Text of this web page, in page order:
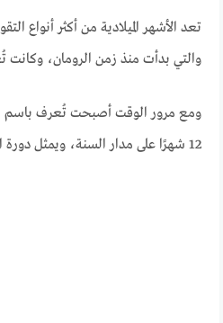
تعد الأشهر الميلادية من أكثر أنواع
والتي بدأت منذ زمن الرومان،
ومع مرور الوقت أصبحت تُعرف باسم
12 شهرًا على مدار السنة، ويمثل دورة الكرة الأرضية حول الشمس.